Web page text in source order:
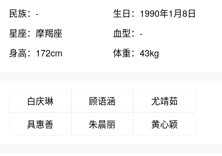
民族：-
生日：1990年1月8日
星座：摩羯座
血型：-
身高：172cm
体重：43kg
白庆琳 顾语涵
尤靖茹
具惠善
朱晨丽 黄心颖